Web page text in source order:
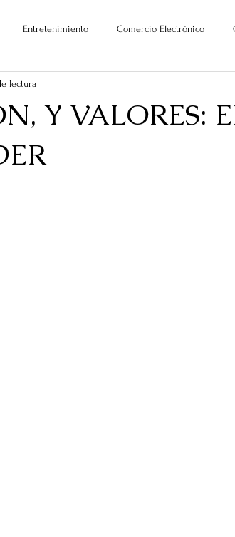
Entretenimiento Comercio Electrónico
Y VALORES:
lectura